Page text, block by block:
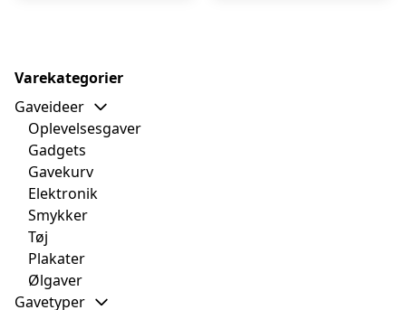
Varekategorier
Gaveideer
Oplevelsesgaver
Gadgets
Gavekurv
Elektronik
Smykker
Tøj
Plakater
Ølgaver
Gavetyper